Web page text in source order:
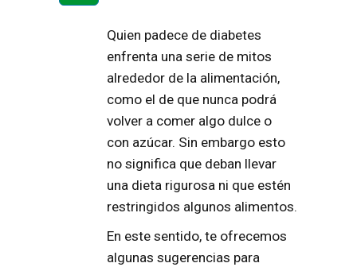
Quien padece de diabetes
enfrenta una serie de mitos
alrededor de la alimentación,
como el de que nunca podrá
volver a comer algo dulce o
con azúcar. Sin embargo esto
no significa que deban llevar
una dieta rigurosa ni que estén
restringidos algunos alimentos.
En este sentido, te ofrecemos
algunas sugerencias para